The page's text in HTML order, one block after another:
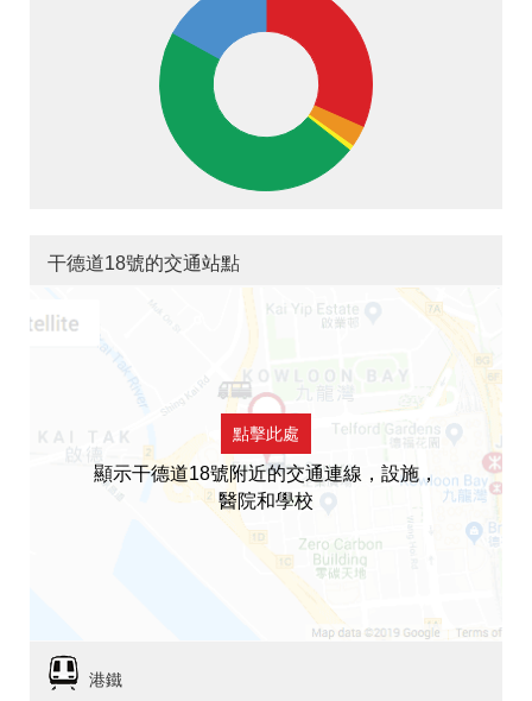
干德道18號的交通站點
點擊此處
顯示干德道18號附近的交通連線，設施，
醫院和學校
港鐵